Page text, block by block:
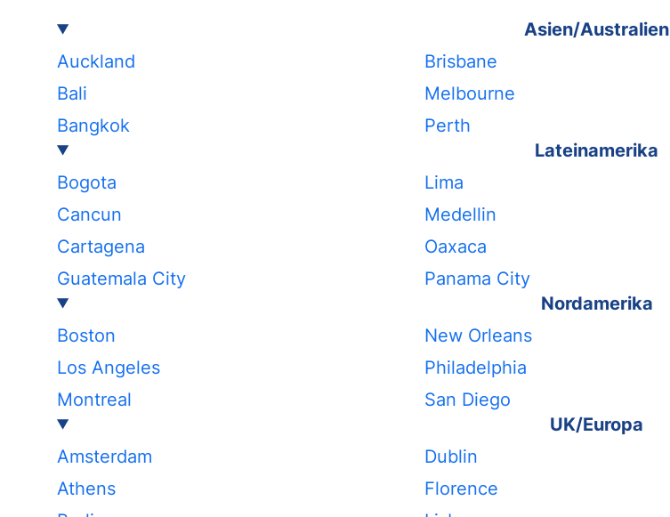
Asien/Australien
Auckland
Bali
Bangkok
Brisbane
Melbourne
Perth
Lateinamerika
Bogota
Cancun
Cartagena
Guatemala City
Lima
Medellin
Oaxaca
Panama City
Nordamerika
Boston
Los Angeles
Montreal
New Orleans
Philadelphia
San Diego
UK/Europa
Amsterdam
Athens
Dublin
Florence